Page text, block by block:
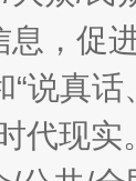
，促
“说真
代现实